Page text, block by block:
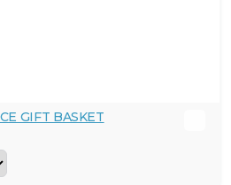
GIFT BASKET